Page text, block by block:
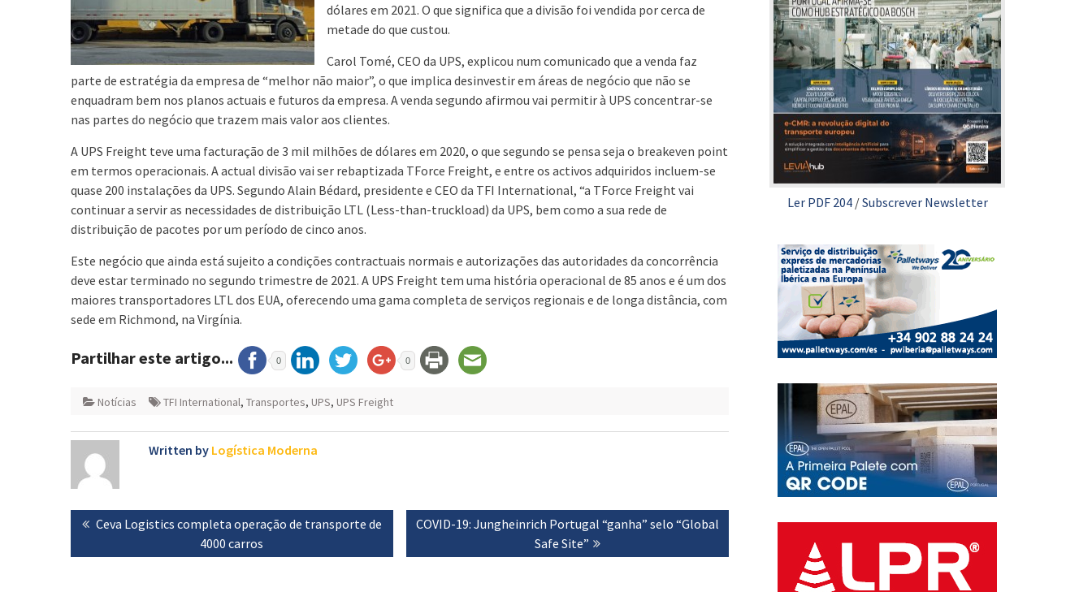
dólares em 2021. O que significa que a divisão foi vendida por cerca de
metade do que custou.
Carol Tomé, CEO da UPS, explicou num comunicado que a venda faz
parte de estratégia da empresa de “melhor não maior”, o que implica desinvestir em áreas de negócio que não se
enquadram bem nos planos actuais e futuros da empresa. A venda segundo afirmou vai permitir à UPS concentrar-se
nas partes do negócio que trazem mais valor aos clientes.
A UPS Freight teve uma facturação de 3 mil milhões de dólares em 2020, o que segundo se pensa seja o breakeven point
em termos operacionais. A actual divisão vai ser rebaptizada TForce Freight, e entre os activos adquiridos incluem-se
quase 200 instalações da UPS. Segundo Alain Bédard, presidente e CEO da TFI International, “a TForce Freight vai
continuar a servir as necessidades de distribuição LTL (Less-than-truckload) da UPS, bem como a sua rede de
distribuição de pacotes por um período de cinco anos.
Este negócio que ainda está sujeito a condições contractuais normais e autorizações das autoridades da concorrência
deve estar terminado no segundo trimestre de 2021. A UPS Freight tem uma história operacional de 85 anos e é um dos
maiores transportadores LTL dos EUA, oferecendo uma gama completa de serviços regionais e de longa distância, com
sede em Richmond, na Virgínia.
Partilhar este artigo... 0 0
Notícias TFI International, Transportes, UPS, UPS Freight
Written by Logística Moderna
Navegação
de
artigos
Previous
Ceva Logistics completa operação de transporte de
4000 carros
Next
COVID-19: Jungheinrich Portugal “ganha” selo “Global
Safe Site”
Ler PDF 204/Subscrever Newsletter